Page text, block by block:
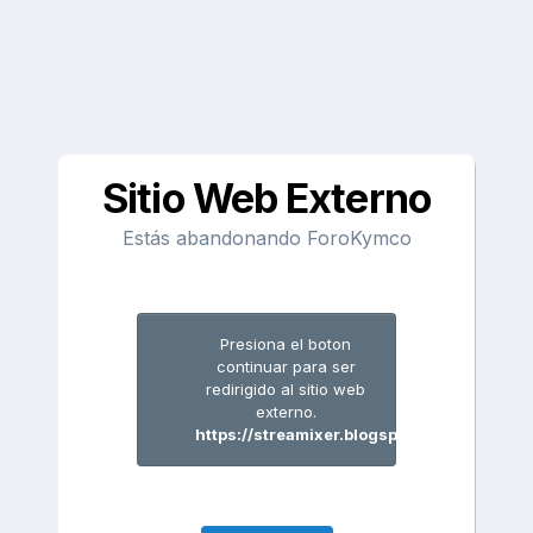
Sitio Web Externo
Estás abandonando ForoKymco
Presiona el boton
continuar para ser
redirigido al sitio web
externo.
https://streamixer.blogspot.com/